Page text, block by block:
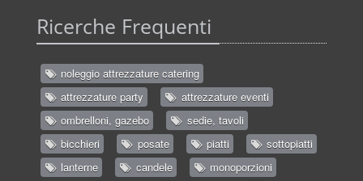
Ricerche Frequenti
noleggio attrezzature catering
attrezzature party
attrezzature eventi
ombrelloni, gazebo
sedie, tavoli
bicchieri
posate piatti
sottopiatti
lanterne
candele
monoporzioni